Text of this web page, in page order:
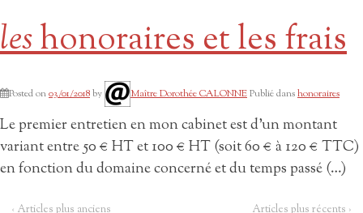
leshonoraires et les frais
Posted on03/01/2018by Maître Dorothée CALONNEPublié danshonoraires
Le premier entretien en mon cabinet est d’un montant
variant entre 50 € HT et 100 € HT (soit 60 € à 120 € TTC)
en fonction du domaine concerné et du temps passé (…)
‹ Articles plus anciens Articles plus récents ›